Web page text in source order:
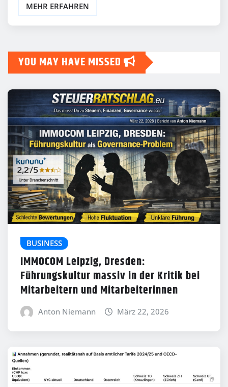
MEHR ERFAHREN
YOU MAY HAVE MISSED
BUSINESS
IMMOCOM Leipzig, Dresden:
Führungskultur massiv in der Kritik bei
Mitarbeitern und Mitarbeiterinnen
Anton Niemann März 22, 2026